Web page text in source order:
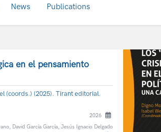
News Publications
en el pensamiento
(coords.) (2025). Tirant editorial.
2026
, David García García, Jesús Ignacio Delgado